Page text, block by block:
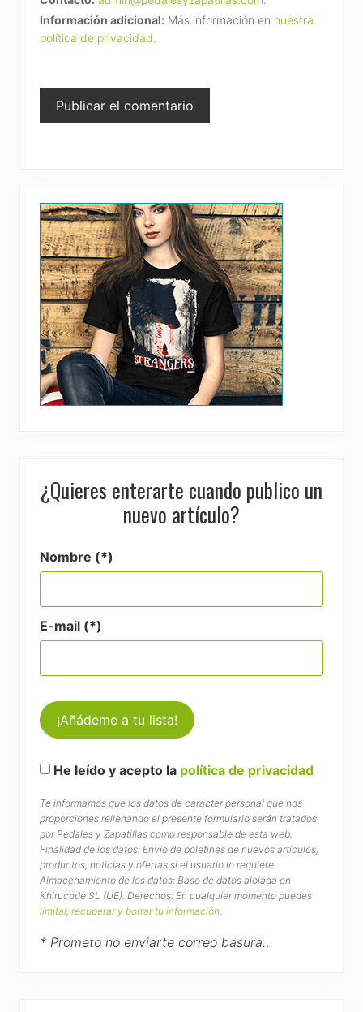
Información adicional: Más información en nuestra
política de privacidad.
Primary
Sidebar
¿Quieres enterarte cuando publico un
nuevo artículo?
Nombre (*)
E-mail (*)
He leído y acepto la política de privacidad
Te informamos que los datos de carácter personal que nos
proporciones rellenando el presente formulario serán tratados
por Pedales y Zapatillas como responsable de esta web.
Finalidad de los datos: Envío de boletines de nuevos artículos,
productos, noticias y ofertas si el usuario lo requiere.
Almacenamiento de los datos: Base de datos alojada en
Khirucode SL (UE). Derechos: En cualquier momento puedes
limitar, recuperar y borrar tu información.
* Prometo no enviarte correo basura…